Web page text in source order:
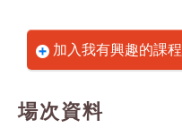
加入我有興趣的課程
場次資料